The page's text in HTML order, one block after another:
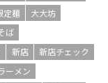
定麺
大大坊
ば
新店
新店チェック
ーメン